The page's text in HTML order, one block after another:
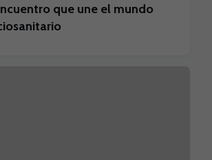
que une el mundo